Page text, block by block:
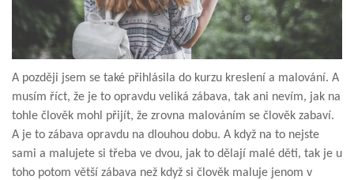
A později jsem se také přihlásila do kurzu kreslení a malování. A
musím říct, že je to opravdu veliká zábava, tak ani nevím, jak na
tohle člověk mohl přijít, že zrovna malováním se člověk zabaví.
A je to zábava opravdu na dlouhou dobu. A když na to nejste
sami a malujete si třeba ve dvou, jak to dělají malé děti, tak je u
toho potom větší zábava než když si člověk maluje jenom v